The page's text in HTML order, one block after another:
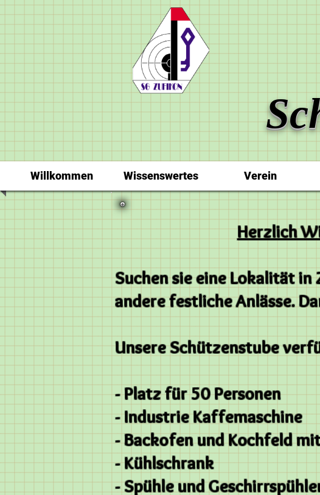
Herzlich
Suchen sie eine Lokalität
andere festliche Anlässe.
Unsere Schützenstube
- Platz für 50 Personen
- Industrie Kaffemaschine
- Backofen und Kochfeld
- Kühlschrank
- Spühle und
Willkommen Wissenswertes Verein